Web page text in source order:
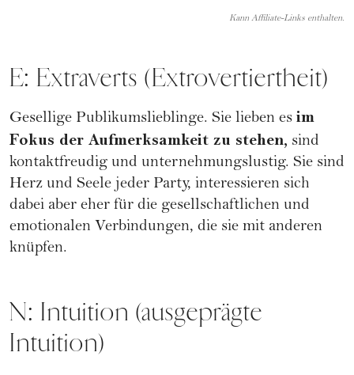
Kann Affiliate-Links enthalten.
E: Extraverts (Extrovertiertheit)
Gesellige Publikumslieblinge. Sie lieben es im
Fokus der Aufmerksamkeit zu stehen, sind
kontaktfreudig und unternehmungslustig. Sie sind
Herz und Seele jeder Party, interessieren sich
dabei aber eher für die gesellschaftlichen und
emotionalen Verbindungen, die sie mit anderen
knüpfen.
N: Intuition (ausgeprägte
Intuition)